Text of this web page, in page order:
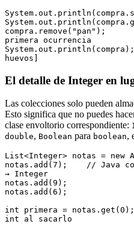
compra.remove("pan");
primera ocurrencia
huevos]
El detalle de Integer en
Las colecciones solo pueden
Esto significa que no puedes
clase envoltorio correspondiente:
double, Boolean para boolean,
List<Integer> notas = new
notas.add(7);    // Java
→ Integer
notas.add(9);
notas.add(6);
int primera =
int al sacarlo